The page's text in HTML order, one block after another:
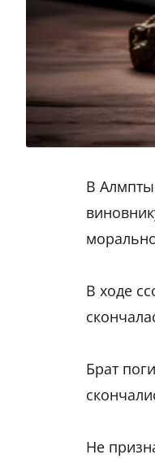
В
В ходе
Брат
Не